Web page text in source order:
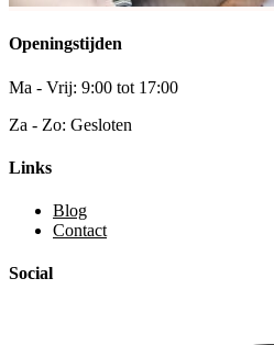
Openingstijden
Ma - Vrij: 9:00 tot 17:00
Za - Zo: Gesloten
Links
Blog
Contact
Social